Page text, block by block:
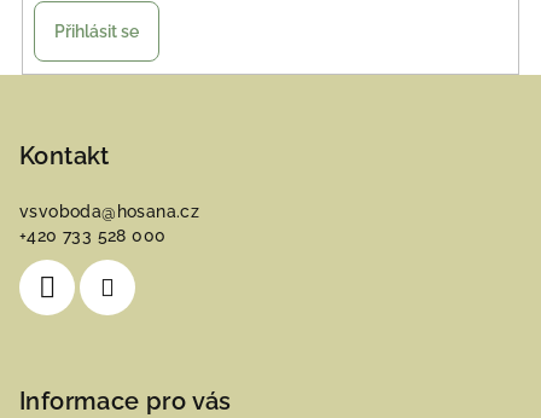
Přihlásit se
Kontakt
vsvoboda@ hosana.cz
+420 733 528 000
Informace pro vás